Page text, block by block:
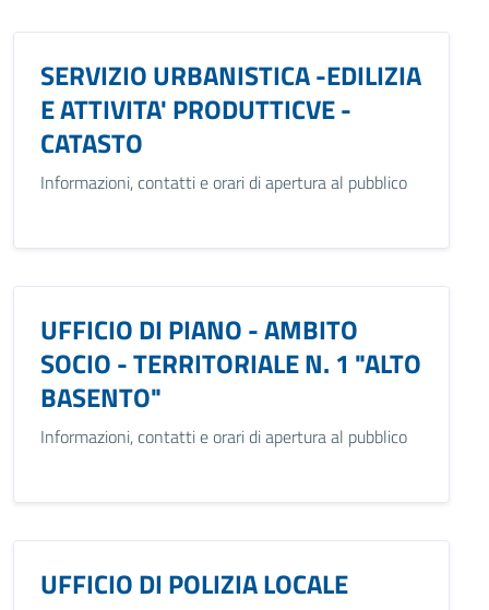
SERVIZIO URBANISTICA -EDILIZIA
E ATTIVITA' PRODUTTICVE -
CATASTO
Informazioni, contatti e orari di apertura al pubblico
UFFICIO DI PIANO - AMBITO
SOCIO - TERRITORIALE N. 1 "ALTO
BASENTO"
Informazioni, contatti e orari di apertura al pubblico
UFFICIO DI POLIZIA LOCALE